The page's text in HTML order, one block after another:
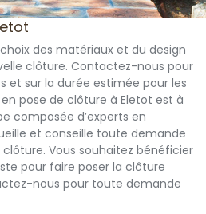
des matériaux et du design
clôture. Contactez-nous pour
et sur la durée estimée pour les
pose de clôture à Eletot est à
composée d’experts en
et conseille toute demande
Vous souhaitez bénéficier
pour faire poser la clôture
nous pour toute demande